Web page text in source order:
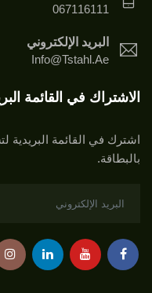
067116111
البريد الإلكتروني
Info@tstahl.ae
الاشتراك في القائمة
اشترك في القائمة
بالبطاقة.